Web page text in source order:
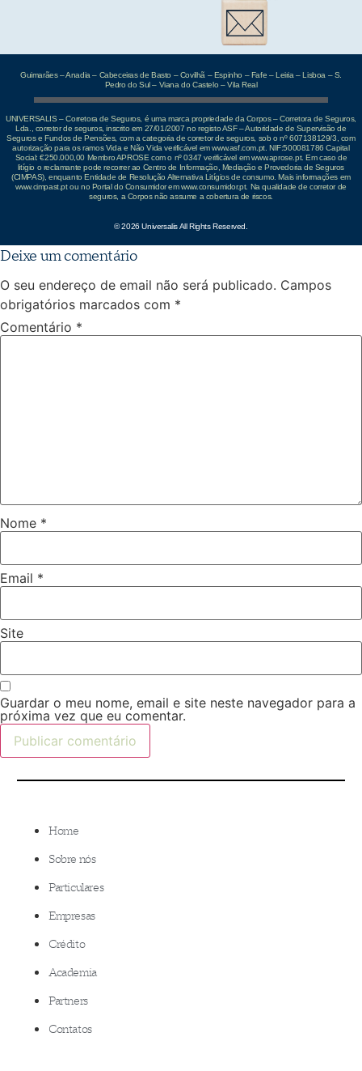
Guimarães – Anadia – Cabeceiras de Basto – Covilhã – Espinho – Fafe – Leiria – Lisboa – S.
Pedro do Sul – Viana do Castelo – Vila Real
UNIVERSALIS – Corretora de Seguros, é uma marca propriedade da Corpos – Corretora de Seguros,
Lda., corretor de seguros, inscrito em 27/01/2007 no registo ASF – Autoridade de Supervisão de
Seguros e Fundos de Pensões, com a categoria de corretor de seguros, sob o nº 607138129/3, com
autorização para os ramos Vida e Não Vida verificável em www.asf.com.pt. NIF:500081786 Capital
Social: €250.000,00 Membro APROSE com o nº 0347 verificável em www.aprose.pt. Em caso de
litígio o reclamante pode recorrer ao Centro de Informação, Mediação e Provedoria de Seguros
(CIMPAS), enquanto Entidade de Resolução Alternativa Litígios de consumo. Mais informações em
www.cimpast.pt ou no Portal do Consumidor em www.consumidor.pt. Na qualidade de corretor de
seguros, a Corpos não assume a cobertura de riscos.
© 2026 Universalis All Rights Reserved.
Deixe um comentário
O seu endereço de email não será publicado. Campos
obrigatórios marcados com *
Comentário *
Nome *
Email *
Site
Guardar o meu nome, email e site neste navegador para a
próxima vez que eu comentar.
Home
Sobre nós
Particulares
Empresas
Crédito
Academia
Partners
Contatos